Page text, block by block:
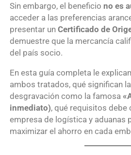
Sin embargo, el beneficio no es
acceder a las preferencias
presentar un Certificado de
demuestre que la mercancía
del país socio.
En esta guía completa le
ambos tratados, qué significan
desgravación como la famosa
inmediato), qué requisitos debe
empresa de logística y aduanas
maximizar el ahorro en cada